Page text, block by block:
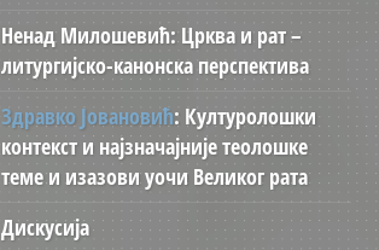
Ненад Милошевић: Црква и рат –
литургијско-канонска перспектива
Здравко Јовановић: Културолошки
контекст и најзначајније теолошке
теме и изазови уочи Великог рата
Дискусија